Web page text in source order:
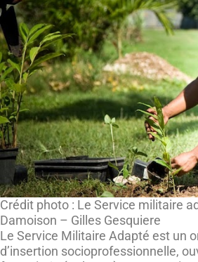
Crédit photo : Le Service militaire
Damoison – Gilles Gesquiere
Le Service Militaire Adapté est un
d’insertion socioprofessionnelle,